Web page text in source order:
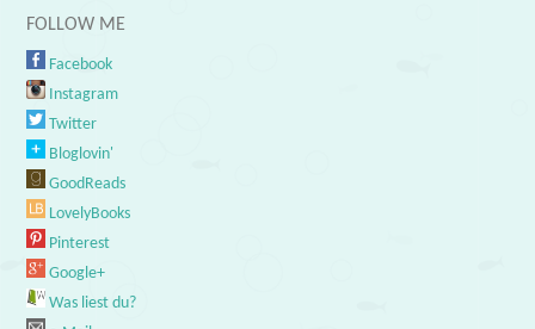
FOLLOW ME
Facebook
Instagram
Twitter
Bloglovin'
GoodReads
LovelyBooks
Pinterest
Google+
Was liest du?